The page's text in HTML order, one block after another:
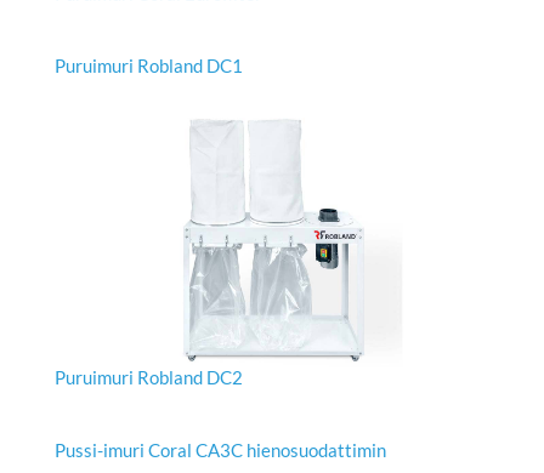
Puruimuri Robland DC1
Puruimuri Robland DC2
Pussi-imuri Coral CA3C hienosuodattimin